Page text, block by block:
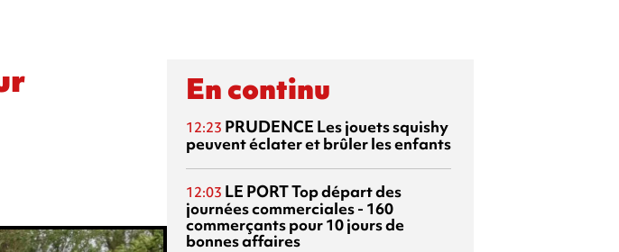
En continu
12:23 PRUDENCE Les jouets squishy
peuvent éclater et brûler les enfants
12:03 LE PORTTop départ des
journées commerciales - 160
commerçants pour 10 jours de
bonnes affaires